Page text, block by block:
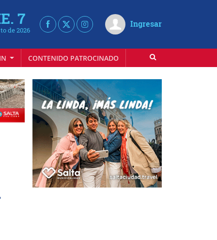
7
de 2026
Ingresar
CONTENIDO PATROCINADO